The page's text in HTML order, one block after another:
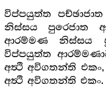
විප්පයුත්ත
නිස්සය පුරෙජාත
ආරම්මණ නිස්සය
විප්පයුත්ත
අත්‍ථි අවිගතන්ති එකං,
අත්‍ථි අවිගතන්ති එකං.